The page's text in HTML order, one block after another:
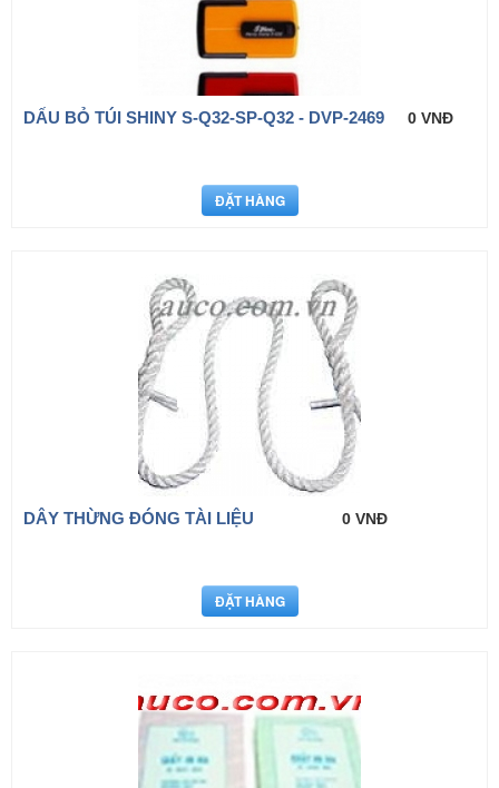
DẤU BỎ TÚI SHINY S-Q32-SP-Q32 - DVP-2469 0 VNĐ
DÂY THỪNG ĐÓNG TÀI LIỆU 0 VNĐ